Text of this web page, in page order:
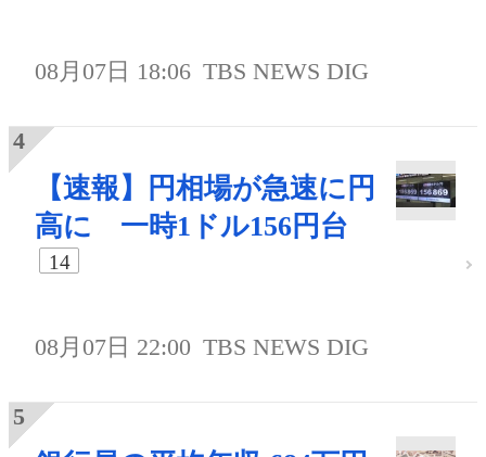
08月07日 18:06 TBS NEWS DIG
【速報】円相場が急速に円
高に 一時1ドル156円台
14
08月07日 22:00 TBS NEWS DIG